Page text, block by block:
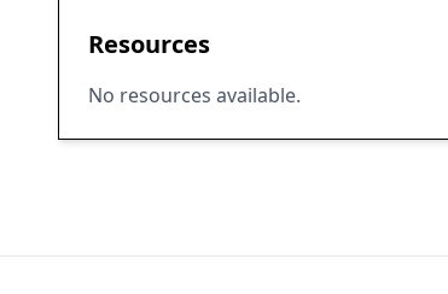
Resources
No resources available.